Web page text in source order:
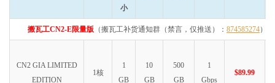
小
搬瓦工CN2-E限量版 （搬瓦工补货通知群（禁言，仅推送）： 874585274）
CN2 GIA LIMITED
EDITION
1核
1
GB
10
GB
500
GB
1
Gbps
$89.99